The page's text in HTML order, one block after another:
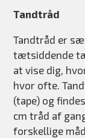
Tandtråd
Tandtråd er
tætsiddende
at vise dig,
hvor ofte.
(tape) og
cm tråd af
forskellige